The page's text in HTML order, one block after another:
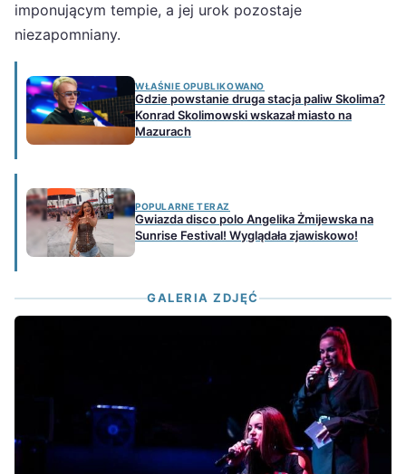
imponującym tempie, a jej urok pozostaje
niezapomniany.
WŁAŚNIE OPUBLIKOWANO
Gdzie powstanie druga stacja paliw Skolima?
Konrad Skolimowski wskazał miasto na
Mazurach
POPULARNE TERAZ
Gwiazda disco polo Angelika Żmijewska na
Sunrise Festival! Wyglądała zjawiskowo!
GALERIA ZDJĘĆ